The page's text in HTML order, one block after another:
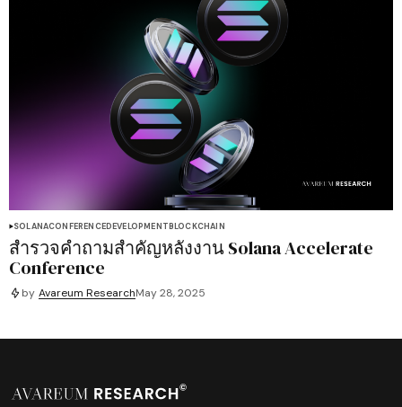
SOLANACONFERENCEDEVELOPMENT BLOCKCHAIN
สำรวจคำถามสำคัญหลังงาน Solana Accelerate
Conference
by Avareum ResearchMay 28, 2025